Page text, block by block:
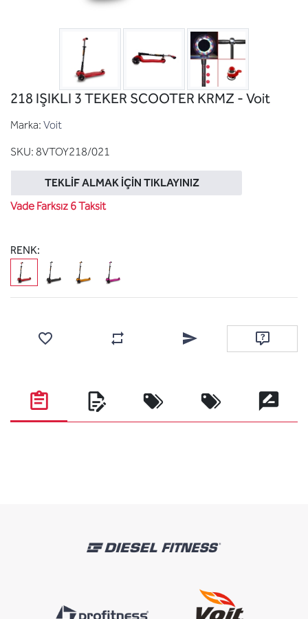
218 IŞIKLI 3 TEKER SCOOTER KRMZ - Voit
Marka: Voit
SKU: 8VTOY218/021
TEKLIF ALMAK İÇIN TIKLAYINIZ
Vade Farksız 6 Taksit
RENK:
Karşılaştırma listesine ekleArkadaşına e-posta ile
Soru sor